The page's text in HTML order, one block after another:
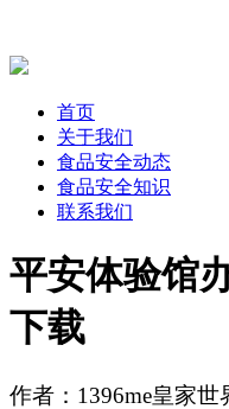
首页
关于我们
食品安全动态
食品安全知识
联系我们
平安体验馆
下载
作者：1396me皇家世